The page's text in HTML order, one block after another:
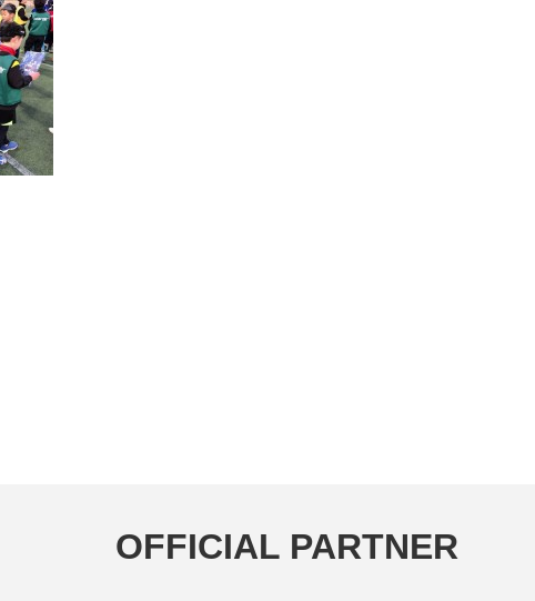
OFFICIAL PARTNER